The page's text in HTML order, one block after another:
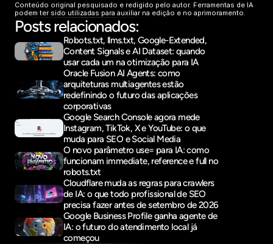
Conteúdo original pesquisado e redigido pelo autor. Ferramentas de IA
podem ter sido utilizadas para auxiliar na edição e no aprimoramento.
Posts relacionados:
Robots.txt, llms.txt, Google-Extended,
Content Signals e AI Dataset: quando
usar cada um na otimização para IA
Oracle Fusion AI Agents: como
arquiteturas multiagentes estão
redefinindo o futuro das aplicações
corporativas
Google Search Console agora mede
Instagram, TikTok, X e YouTube: o que
muda para SEO e Social Media
O novo parâmetro use= para IA: como
funcionam immediate, reference e full no
robots.txt
Cloudflare muda as regras para crawlers
de IA: o que todo profissional de SEO
precisa fazer antes de setembro de 2026
Google Business Profile ganha agente de
IA: o futuro do atendimento local já
começou